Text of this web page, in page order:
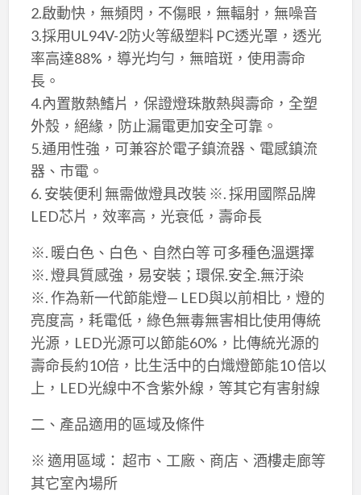
2.啟動快，無頻閃，不傷眼，無輻射，無噪音
3.採用UL94V-2防火等級塑料 PC透光罩，透光
率高達88%，導光均勻，無暗斑，使用壽命
長。
4.內置散熱鰭片，保證燈珠散熱與壽命，全塑
外殼，絕緣，防止漏電更加安全可靠。
5.通用性強，可兼容於電子鎮流器、電感鎮流
器、市電。
6. 安裝便利 無需做燈具改裝 ※. 採用國際品牌
LED芯片，效率高，光衰低，壽命長
※. 暖白色、白色、自然白等 可多種色溫選擇
※. 燈具質感強，易安裝；環保.安全.無汙染
※. 作為新一代節能燈— LED與以前相比，燈的
亮度高，耗電低，綠色無毒無害相比使用傳統
光源，LED光源可以節能60%，比傳統光源的
壽命長約10倍，比生活中的白熾燈節能10 倍以
上，LED光線中不含紫外線，等其它有害射線
二、產品適用的區域及條件
※ 適用區域： 超市、工廠、商店、酒樓走廊等
其它室內場所